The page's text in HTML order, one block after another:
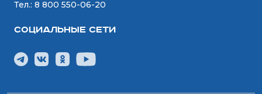
Тел.: 8 800 550-06-20
Социальные сети